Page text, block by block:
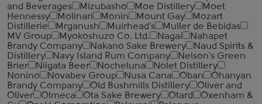
and Beverages
Mizubasho Moe Distillery
Moet
Hennessy
Molinari Monin Mount Gay
Mozart
Distillerie
Mrganush Muirhead's
Muller de Bebidas
MV Group
Myokoshuzo Co. Ltd. Nagai
Nahapet
Brandy Company
Nakano Sake Brewery
Naud Spirits &
Distillery
Navy Island Rum Company
Nelson's Green
Brier
Niigata Beer Nocheluna
Nolet Distillery
Nonino
Novabev Group Nusa Cana Oban
Ohanyan
Brandy Company
Old Bushmills Distillery
Oliver and
Oliver
Olmeca Ota Sake Brewery Otard
Oxenham &